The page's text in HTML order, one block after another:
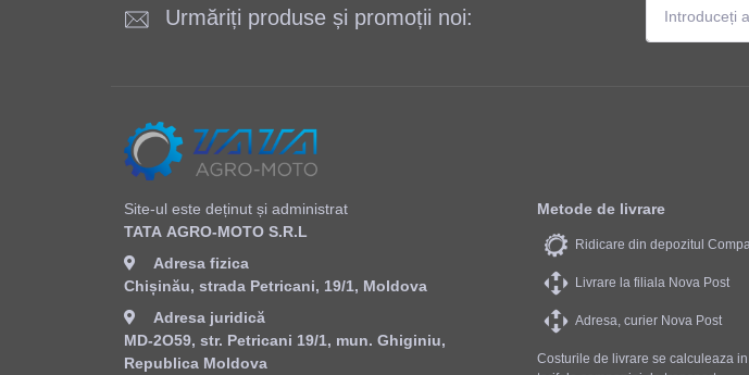
Urmăriți produse și promoții noi:
Site-ul este deținut și administrat
ТАТА AGRO-MOTO S.R.L
Adresa fizica
Chișinău, strada Petricani, 19/1, Moldova
Adresa juridică
MD-2O59, str. Petricani 19/1, mun. Ghiginiu,
Republica Moldova
Metode de livrare
Ridicare din depozitul
Livrare la filiala Nova Post
Adresa, curier Nova Post
Costurile de livrare se calculeaza